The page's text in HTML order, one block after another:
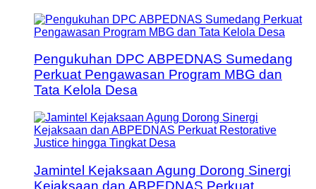
Pengukuhan DPC ABPEDNAS Sumedang
Perkuat Pengawasan Program MBG dan
Tata Kelola Desa
Jamintel Kejaksaan Agung Dorong Sinergi
Kejaksaan dan ABPEDNAS Perkuat